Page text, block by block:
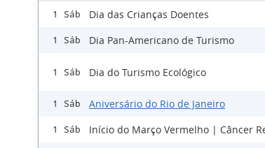
1 Sáb Dia das Crianças Doentes
1 Sáb Dia Pan-Americano de Turismo
1 Sáb Dia do Turismo Ecológico
1 Sáb Aniversário do Rio de Janeiro
1 Sáb Início do Março Vermelho | Câncer